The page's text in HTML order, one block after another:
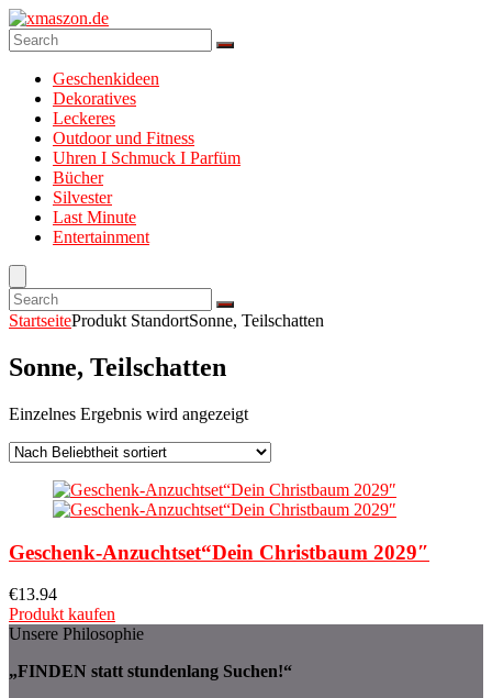
Geschenkideen
Dekoratives
Leckeres
Outdoor und Fitness
Uhren I Schmuck I Parfüm
Bücher
Silvester
Last Minute
Entertainment
StartseiteProdukt StandortSonne, Teilschatten
Sonne, Teilschatten
Einzelnes Ergebnis wird angezeigt
Geschenk-Anzuchtset“Dein Christbaum 2029″
€13.94
Produkt kaufen
Unsere Philosophie
„FINDEN statt stundenlang Suchen!“